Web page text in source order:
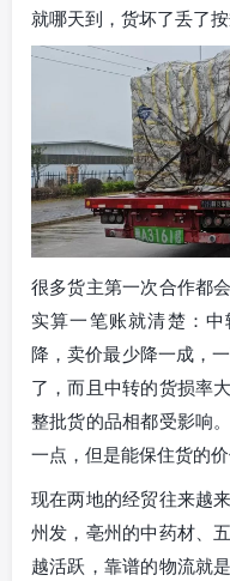
就哪天到，货坏了丢了
很多货主第一次合作都
实算一笔账就清楚：
降，卖价最少降一成，
了，而且中转的货损率
整批货的品相都受影响
一点，但是能保住货的
现在两地的经贸往来越
州发，亳州的中药材、
越活跃，靠谱的物流就